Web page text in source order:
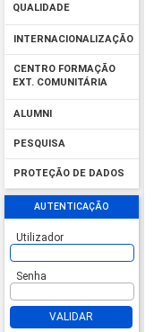
QUALIDADE
INTERNACIONALIZAÇÃO
CENTRO FORMAÇÃO
EXT. COMUNITÁRIA
ALUMNI
PESQUISA
PROTEÇÃO DE DADOS
AUTENTICAÇÃO
Utilizador
Senha
VALIDAR